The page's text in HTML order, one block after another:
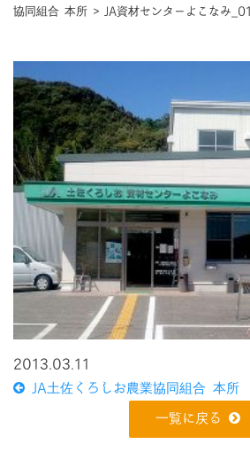
協同組合 本所 > JA資材センターよこなみ_01
2013.03.11
JA土佐くろしお農業協同組合 本所
一覧に戻る